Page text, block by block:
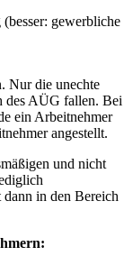
(besser: gewerbliche
Nur die unechte
des AÜG fallen. Bei
ein Arbeitnehmer
angestellt.
und nicht
in den Bereich